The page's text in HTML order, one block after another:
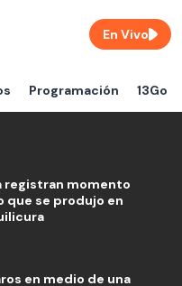
Programación 13Go
En Vivo
registran momento
que se produjo en
en medio de una